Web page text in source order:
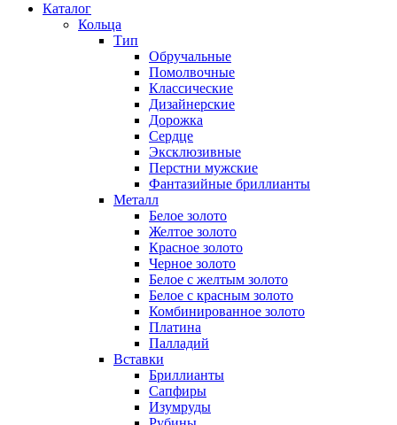
Каталог
Кольца
Тип
Обручальные
Помолвочные
Классические
Дизайнерские
Дорожка
Сердце
Эксклюзивные
Перстни мужские
Фантазийные бриллианты
Металл
Белое золото
Желтое золото
Красное золото
Черное золото
Белое с желтым золото
Белое с красным золото
Комбинированное золото
Платина
Палладий
Вставки
Бриллианты
Сапфиры
Изумруды